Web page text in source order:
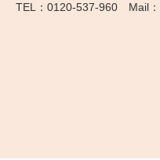
0120-537-960